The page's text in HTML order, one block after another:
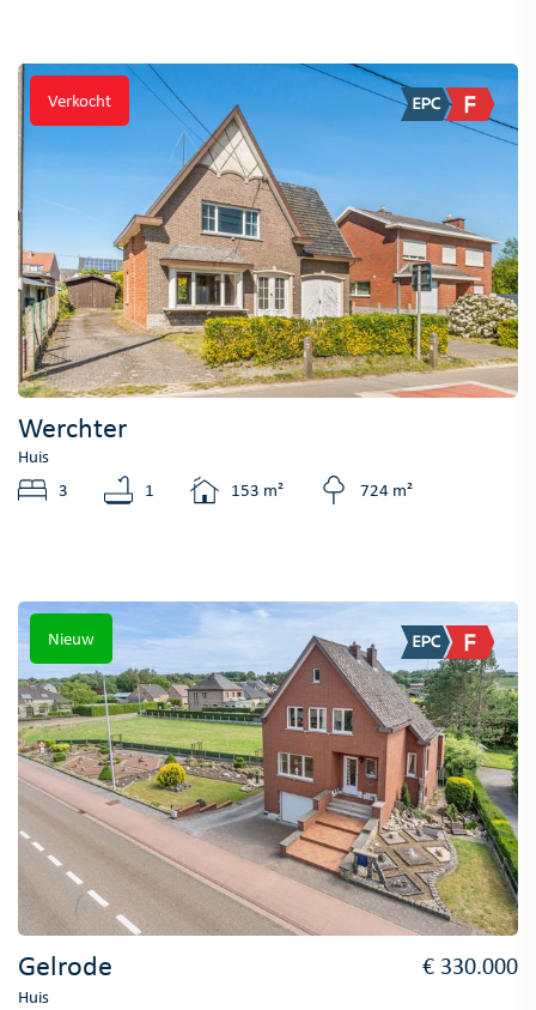
Verkocht
Werchter
Huis
3
1 153 m² 724 m²
Nieuw
Gelrode € 330.000
Huis